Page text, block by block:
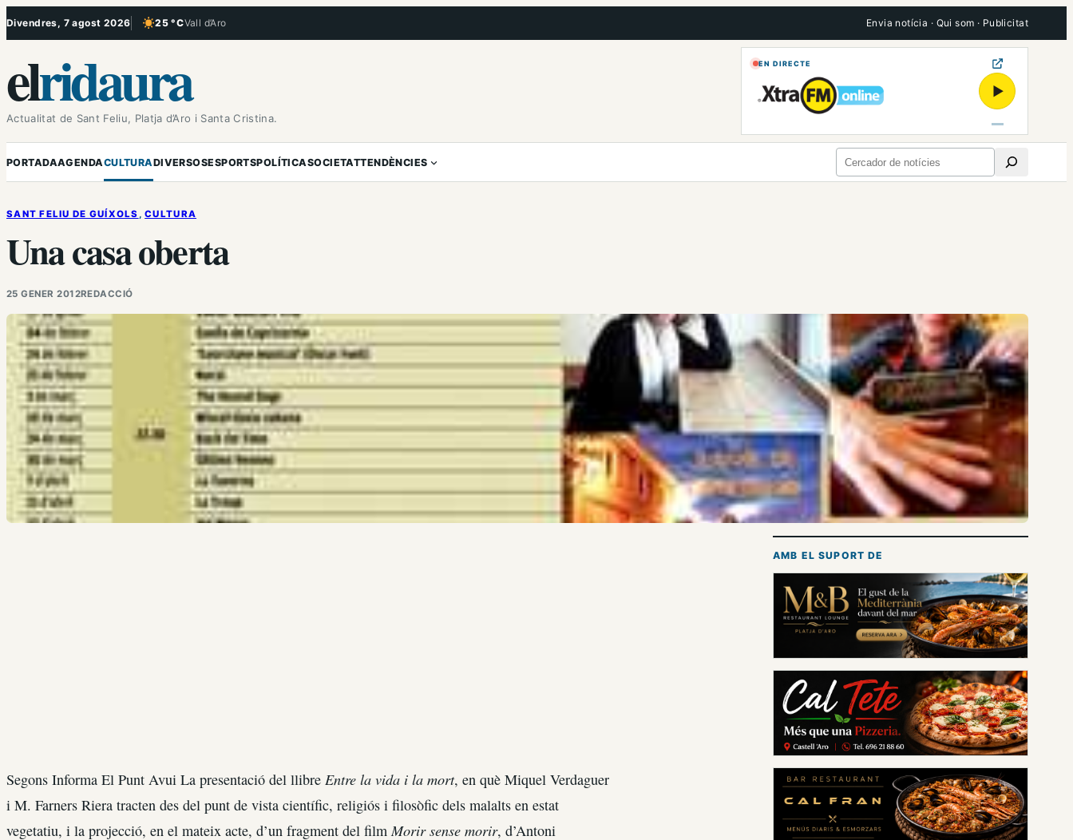
Vés
Divendres, 7 agost 2026 25 °CVall d’Aro
, Cel serè Envia notícia · Qui som · Publicitat
elridaura
Actualitat de Sant Feliu, Platja d’Aro i Santa Cristina.
EN DIRECTE
▶
PORTADAAGENDACULTURADIVERSOSESPORTSPOLÍTICASOCIETATTENDÈNCIES Cerca
SANT FELIU DE GUÍXOLS , CULTURA
Una casa oberta
25 GENER 2012REDACCIÓ
Segons Informa El Punt Avui La presentació del llibre Entre la vida i la mort, en què Miquel Verdaguer
i M. Farners Riera tracten des del punt de vista científic, religiós i filosòfic dels malalts en estat
vegetatiu, i la projecció, en el mateix acte, d’un fragment del filmMorir sense morir, d’Antoni
AMB EL SUPORT DE